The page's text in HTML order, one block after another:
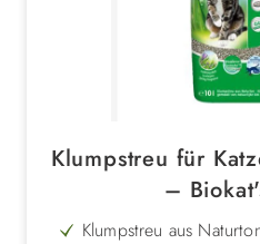
Klumpstreu für
–
Klumpstreu aus